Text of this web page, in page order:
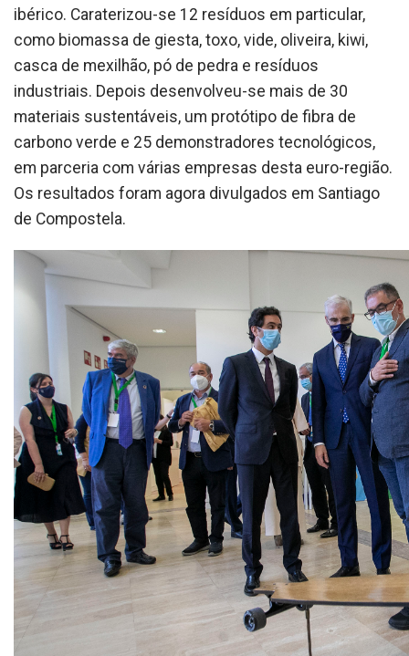
ibérico. Caraterizou-se 12 resíduos em particular,
como biomassa de giesta, toxo, vide, oliveira, kiwi,
casca de mexilhão, pó de pedra e resíduos
industriais. Depois desenvolveu-se mais de 30
materiais sustentáveis, um protótipo de fibra de
carbono verde e 25 demonstradores tecnológicos,
em parceria com várias empresas desta euro-região.
Os resultados foram agora divulgados em Santiago
de Compostela.